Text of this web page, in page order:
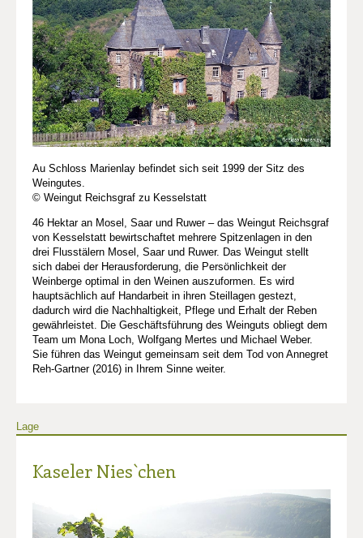
Au Schloss Marienlay befindet sich seit 1999 der Sitz des
Weingutes.
© Weingut Reichsgraf zu Kesselstatt
46 Hektar an Mosel, Saar und Ruwer – das Weingut Reichsgraf
von Kesselstatt bewirtschaftet mehrere Spitzenlagen in den
drei Flusstälern Mosel, Saar und Ruwer. Das Weingut stellt
sich dabei der Herausforderung, die Persönlichkeit der
Weinberge optimal in den Weinen auszuformen. Es wird
hauptsächlich auf Handarbeit in ihren Steillagen gestezt,
dadurch wird die Nachhaltigkeit, Pflege und Erhalt der Reben
gewährleistet. Die Geschäftsführung des Weinguts obliegt dem
Team um Mona Loch, Wolfgang Mertes und Michael Weber.
Sie führen das Weingut gemeinsam seit dem Tod von Annegret
Reh-Gartner (2016) in Ihrem Sinne weiter.
Lage
Kaseler Nies`chen